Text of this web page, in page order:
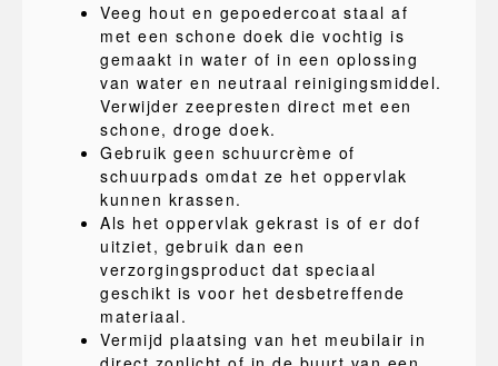
Veeg hout en gepoedercoat staal af
met een schone doek die vochtig is
gemaakt in water of in een oplossing
van water en neutraal reinigingsmiddel.
Verwijder zeepresten direct met een
schone, droge doek.
Gebruik geen schuurcrème of
schuurpads omdat ze het oppervlak
kunnen krassen.
Als het oppervlak gekrast is of er dof
uitziet, gebruik dan een
verzorgingsproduct dat speciaal
geschikt is voor het desbetreffende
materiaal.
Vermijd plaatsing van het meubilair in